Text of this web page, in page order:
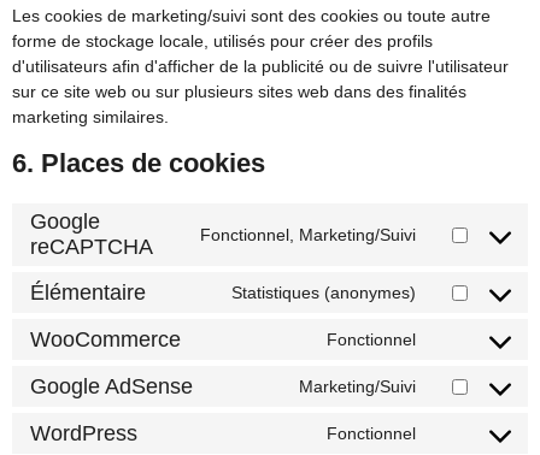
Les cookies de marketing/suivi sont des cookies ou toute autre
forme de stockage locale, utilisés pour créer des profils
d'utilisateurs afin d'afficher de la publicité ou de suivre l'utilisateur
sur ce site web ou sur plusieurs sites web dans des finalités
marketing similaires.
6. Places de cookies
Google
reCAPTCHA
Fonctionnel, Marketing/Suivi
Élémentaire Statistiques (anonymes)
WooCommerce Fonctionnel
Google AdSense Marketing/Suivi
WordPress Fonctionnel